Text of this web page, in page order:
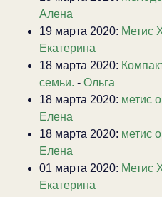
Алена
19 марта 2020: Метис
Екатерина
18 марта 2020:
семьи. - Ольга
18 марта 2020: метис
Елена
18 марта 2020: метис
Елена
01 марта 2020: Метис
Екатерина